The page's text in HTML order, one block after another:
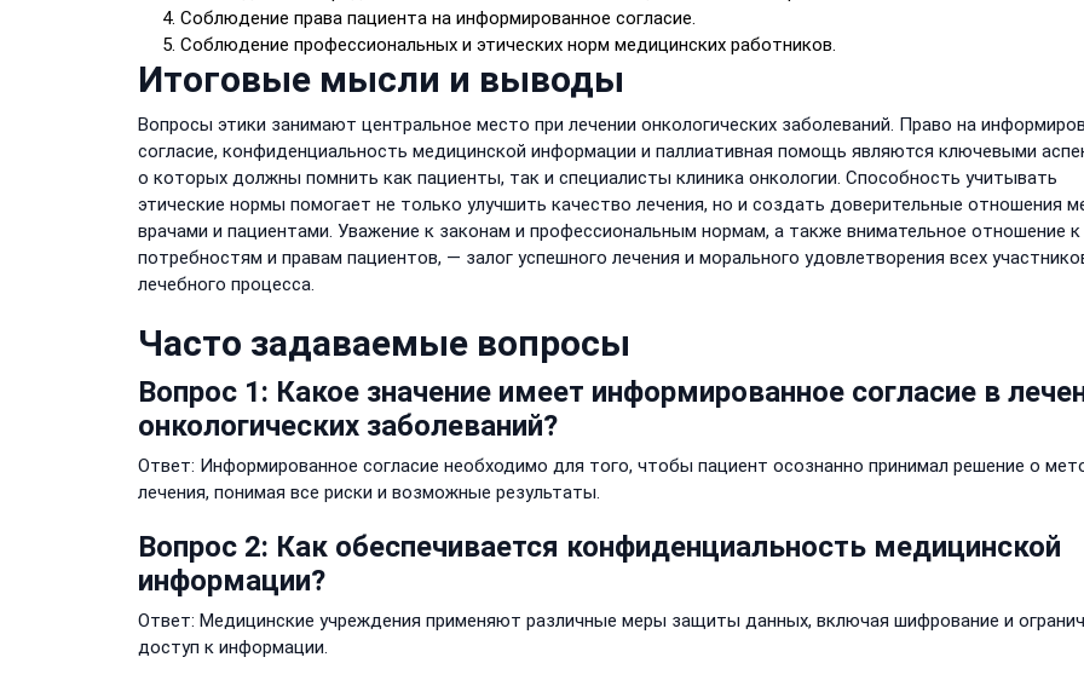
Соблюдение права пациента на информированное согласие.
Соблюдение профессиональных и этических норм медицинских работников.
Итоговые мысли и выводы
Вопросы этики занимают центральное место при лечении онкологических заболеваний. Право на
согласие, конфиденциальность медицинской информации и паллиативная помощь являются ключевыми
о которых должны помнить как пациенты, так и специалисты клиника онкологии. Способность учитывать
этические нормы помогает не только улучшить качество лечения, но и создать доверительные отношения
врачами и пациентами. Уважение к законам и профессиональным нормам, а также внимательное отношение к
потребностям и правам пациентов, — залог успешного лечения и морального удовлетворения всех
лечебного процесса.
Часто задаваемые вопросы
Вопрос 1: Какое значение имеет информированное согласие в
онкологических заболеваний?
Ответ: Информированное согласие необходимо для того, чтобы пациент осознанно принимал решение о
лечения, понимая все риски и возможные результаты.
Вопрос 2: Как обеспечивается конфиденциальность медицинской
информации?
Ответ: Медицинские учреждения применяют различные меры защиты данных, включая шифрование и
доступ к информации.